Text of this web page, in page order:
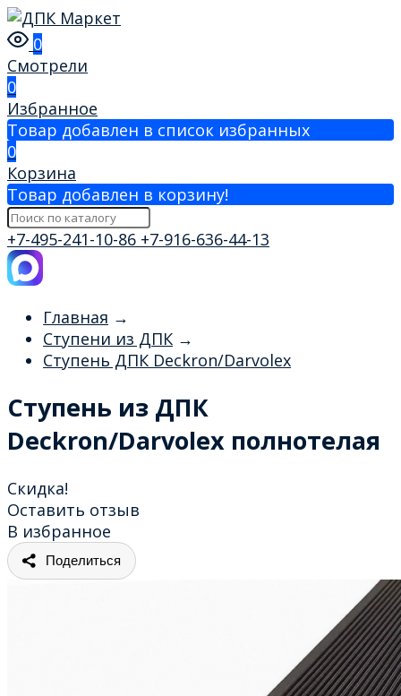
0
Смотрели
0
Избранное
Товар добавлен в список избранных
0
Корзина
Товар добавлен в корзину!
+7-495-241-10-86 +7-916-636-44-13
Главная →
Ступени из ДПК →
Ступень ДПК Deckron/Darvolex
Ступень из ДПК
Deckron/Darvolex полнотелая
Скидка!
Оставить отзыв
В избранное
Поделиться